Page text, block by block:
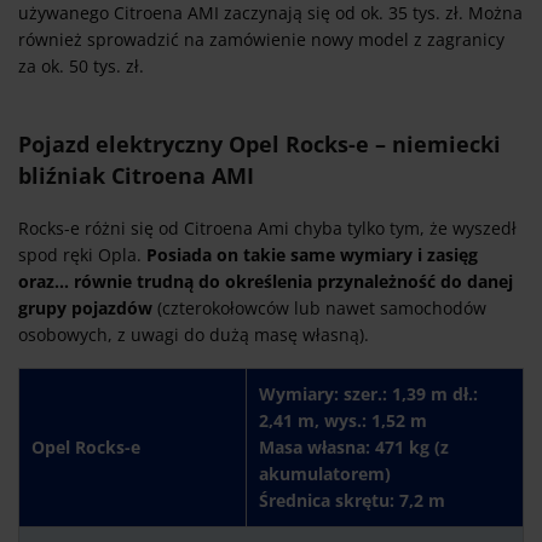
używanego Citroena AMI zaczynają się od ok. 35 tys. zł. Można
również sprowadzić na zamówienie nowy model z zagranicy
za ok. 50 tys. zł.
Pojazd elektryczny Opel Rocks-e – niemiecki
bliźniak Citroena AMI
Rocks-e różni się od Citroena Ami chyba tylko tym, że wyszedł
spod ręki Opla. Posiada on takie same wymiary i zasięg
oraz… równie trudną do określenia przynależność do danej
grupy pojazdów (czterokołowców lub nawet samochodów
osobowych, z uwagi do dużą masę własną).
Opel Rocks-e
Wymiary: szer.: 1,39 m dł.:
2,41 m, wys.: 1,52 m
Masa własna: 471 kg (z
akumulatorem)
Średnica skrętu: 7,2 m